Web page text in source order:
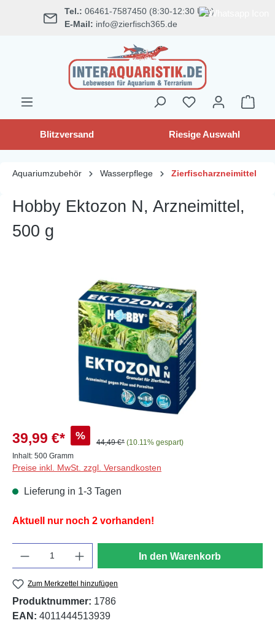
springen Tel.: 06461-7587450 (8:30-12:30 Uhr)
E-Mail: info@zierfisch365.de
Blitzversand Riesige Auswahl
Aquariumzubehör Wasserpflege Zierfischarzneimittel
Hobby Ektozon N, Arzneimittel,
500 g
Bildergalerie überspringen
39,99 €* %
44,49 €* (10.11% gespart)
Inhalt: 500 Gramm
Preise inkl. MwSt. zzgl. Versandkosten
Lieferung in 1-3 Tagen
Aktuell nur noch 2 vorhanden!
In den Warenkorb
Zum Merkzettel hinzufügen
Produktnummer: 1786
EAN: 4011444513939